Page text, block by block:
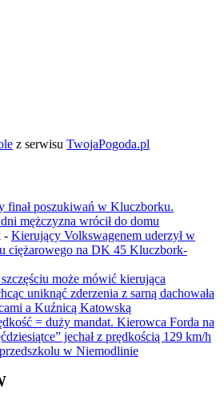
z serwisu TwojaPogoda.pl
finał poszukiwań w Kluczborku.
mężczyzna wrócił do domu
- Kierujący Volkswagenem uderzył w
ciężarowego na DK 45 Kluczbork-
może mówić kierująca
uniknąć zderzenia z sarną dachowała
a Kuźnicą Katowską
= duży mandat. Kierowca Forda na
jechał z prędkością 129 km/h
w Niemodlinie